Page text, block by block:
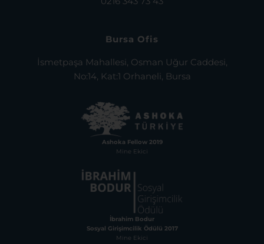
Bursa Ofis
İsmetpaşa Mahallesi, Osman Uğur Caddesi,
No:14, Kat:1 Orhaneli, Bursa
Ashoka Fellow 2019
Mine Ekici
İbrahim Bodur
Sosyal Girişimcilik Ödülü 2017
Mine Ekici